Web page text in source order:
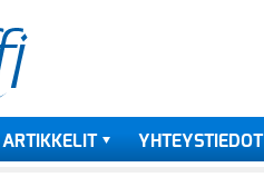
ARTIKKELIT YHTEYSTIEDOT